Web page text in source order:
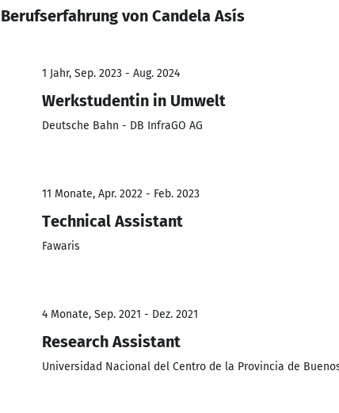
Berufserfahrung von Candela Asís
1 Jahr, Sep. 2023 - Aug. 2024
Werkstudentin in Umwelt
Deutsche Bahn - DB InfraGO AG
11 Monate, Apr. 2022 - Feb. 2023
Technical Assistant
Fawaris
4 Monate, Sep. 2021 - Dez. 2021
Research Assistant
Universidad Nacional del Centro de la Provincia de